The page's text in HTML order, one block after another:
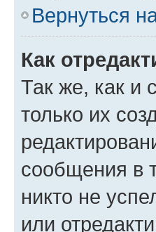
Вернуться
Как
Так же, как и
только их
сообщения в
никто не
или